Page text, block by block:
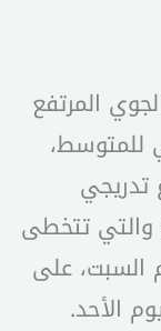
المرتفع
للمتوسط،
والتي تتخطى
السبت، على
الأحد.